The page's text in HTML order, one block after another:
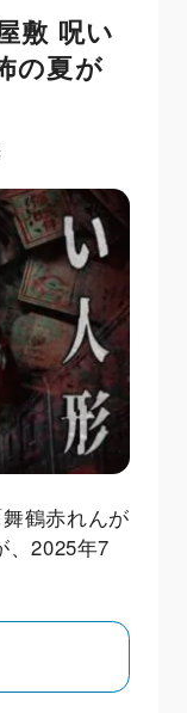
敷 呪い
の夏が
鶴赤れんが
、2025年7